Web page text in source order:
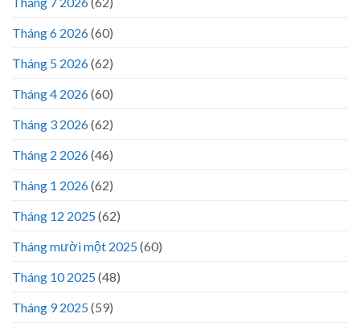
Tháng 6 2026(60)
Tháng 5 2026(62)
Tháng 4 2026(60)
Tháng 3 2026(62)
Tháng 2 2026(46)
Tháng 1 2026(62)
Tháng 12 2025(62)
Tháng mười một 2025(60)
Tháng 10 2025(48)
Tháng 9 2025(59)